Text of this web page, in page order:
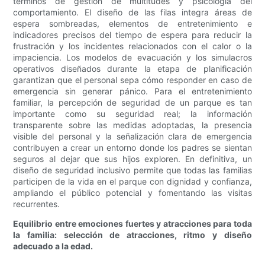
comportamiento. El diseño de las filas integra áreas de
espera sombreadas, elementos de entretenimiento e
indicadores precisos del tiempo de espera para reducir la
frustración y los incidentes relacionados con el calor o la
impaciencia. Los modelos de evacuación y los simulacros
operativos diseñados durante la etapa de planificación
garantizan que el personal sepa cómo responder en caso de
emergencia sin generar pánico. Para el entretenimiento
familiar, la percepción de seguridad de un parque es tan
importante como su seguridad real; la información
transparente sobre las medidas adoptadas, la presencia
visible del personal y la señalización clara de emergencia
contribuyen a crear un entorno donde los padres se sientan
seguros al dejar que sus hijos exploren. En definitiva, un
diseño de seguridad inclusivo permite que todas las familias
participen de la vida en el parque con dignidad y confianza,
ampliando el público potencial y fomentando las visitas
recurrentes.
Equilibrio entre emociones fuertes y atracciones para toda
la familia: selección de atracciones, ritmo y diseño
adecuado a la edad.